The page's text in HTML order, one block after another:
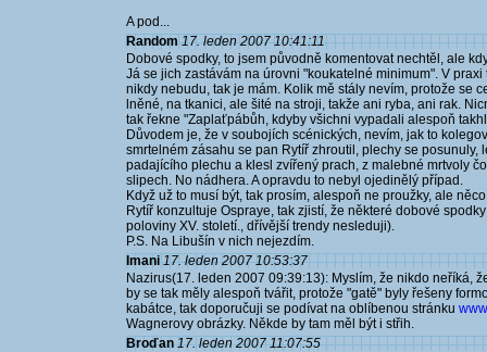
A pod...
Random 17. leden 2007 10:41:11
Dobové spodky, to jsem původně komentovat nechtěl, ale
Já se jich zastávám na úrovni "koukatelné minimum". V
nikdy nebudu, tak je mám. Kolik mě stály nevím, protože se
lněné, na tkanici, ale šité na stroji, takže ani ryba, ani rak.
tak řekne "Zaplaťpábůh, kdyby všichni vypadali alespoň
Důvodem je, že v soubojích scénických, nevím, jak to
smrtelném zásahu se pan Rytíř zhroutil, plechy se posunuly,
padajícího plechu a klesl zvířený prach, z malebné mrtvoly
slipech. No nádhera. A opravdu to nebyl ojedinělý případ.
Když už to musí být, tak prosím, alespoň ne proužky, ale
Rytíř konzultuje Ospraye, tak zjistí, že některé dobové
poloviny XV. století., dřívější trendy nesleduji).
P.S. Na Libušín v nich nejezdím.
Imani 17. leden 2007 10:53:37
Nazirus(17. leden 2007 09:39:13): Myslím, že nikdo neříká,
by se tak měly alespoň tvářit, protože "gatě" byly řešeny
kabátce, tak doporučuji se podívat na oblíbenou stránku
Wagnerovy obrázky. Někde by tam měl být i střih.
Broďan 17. leden 2007 11:07:55